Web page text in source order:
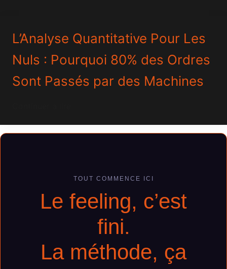
L’Analyse Quantitative Pour Les
Nuls : Pourquoi 80% des Ordres
Sont Passés par des Machines
TOUT COMMENCE ICI
Le feeling, c’est
fini.
La méthode, ça